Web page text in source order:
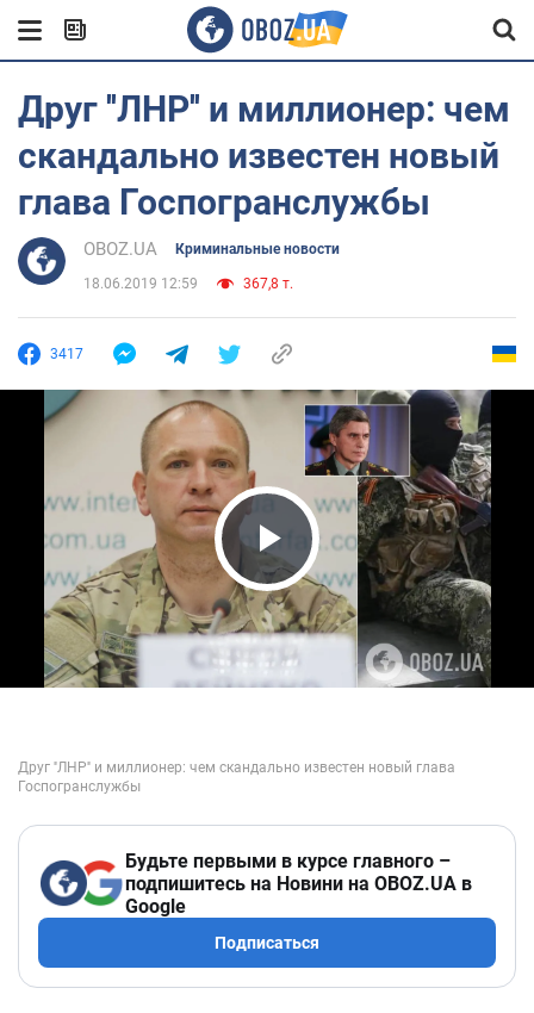
Друг ''ЛНР'' и миллионер: чем
скандально известен новый
глава Госпогранслужбы
OBOZ.UA Криминальные новости
18.06.2019 12:59 367,8 т.
3417
Play Video
Будьте первыми в курсе главного –
подпишитесь на Новини на OBOZ.UA в
Google
Подписаться